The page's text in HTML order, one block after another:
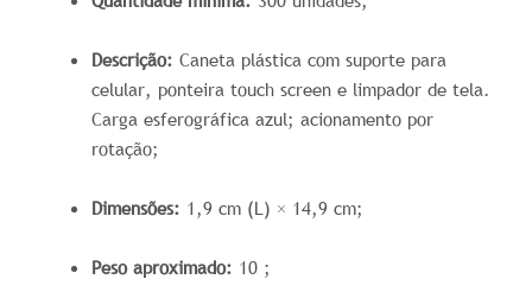
Descrição: Caneta plástica com suporte para
celular, ponteira touch screen e limpador de tela.
Carga esferográfica azul; acionamento por
rotação;
Dimensões: 1,9 cm (L) × 14,9 cm;
Peso aproximado: 10 ;